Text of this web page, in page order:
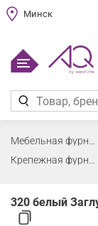
Минск
Крепежная фурнитура, заглушки, воск
320 белый